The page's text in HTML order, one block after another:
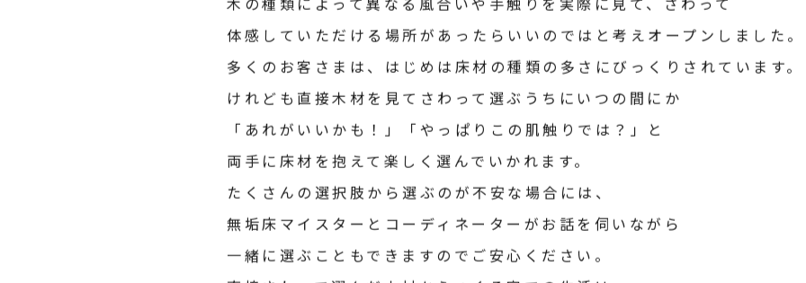
木の種類によって異なる風合いや手触りを実際に見て、さわって
体感していただける場所があったらいいのではと考えオープンしました。
多くのお客さまは、はじめは床材の種類の多さにびっくりされています。
けれども直接木材を見てさわって選ぶうちにいつの間にか
「あれがいいかも！」「やっぱりこの肌触りでは？」と
両手に床材を抱えて楽しく選んでいかれます。
たくさんの選択肢から選ぶのが不安な場合には、
無垢床マイスターとコーディネーターがお話を伺いながら
一緒に選ぶこともできますのでご安心ください。